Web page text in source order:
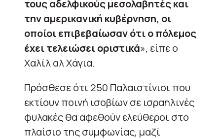
τους αδελφικούς μεσολαβητές και
την αμερικανική κυβέρνηση, οι
οποίοι επιβεβαίωσαν ότι ο πόλεμος
έχει τελειώσει οριστικά», είπε ο
Χαλίλ αλ Χάγια.
Πρόσθεσε ότι 250 Παλαιστίνιοι που
εκτίουν ποινή ισοβίων σε ισραηλινές
φυλακές θα αφεθούν ελεύθεροι στο
πλαίσιο της συμφωνίας, μαζί